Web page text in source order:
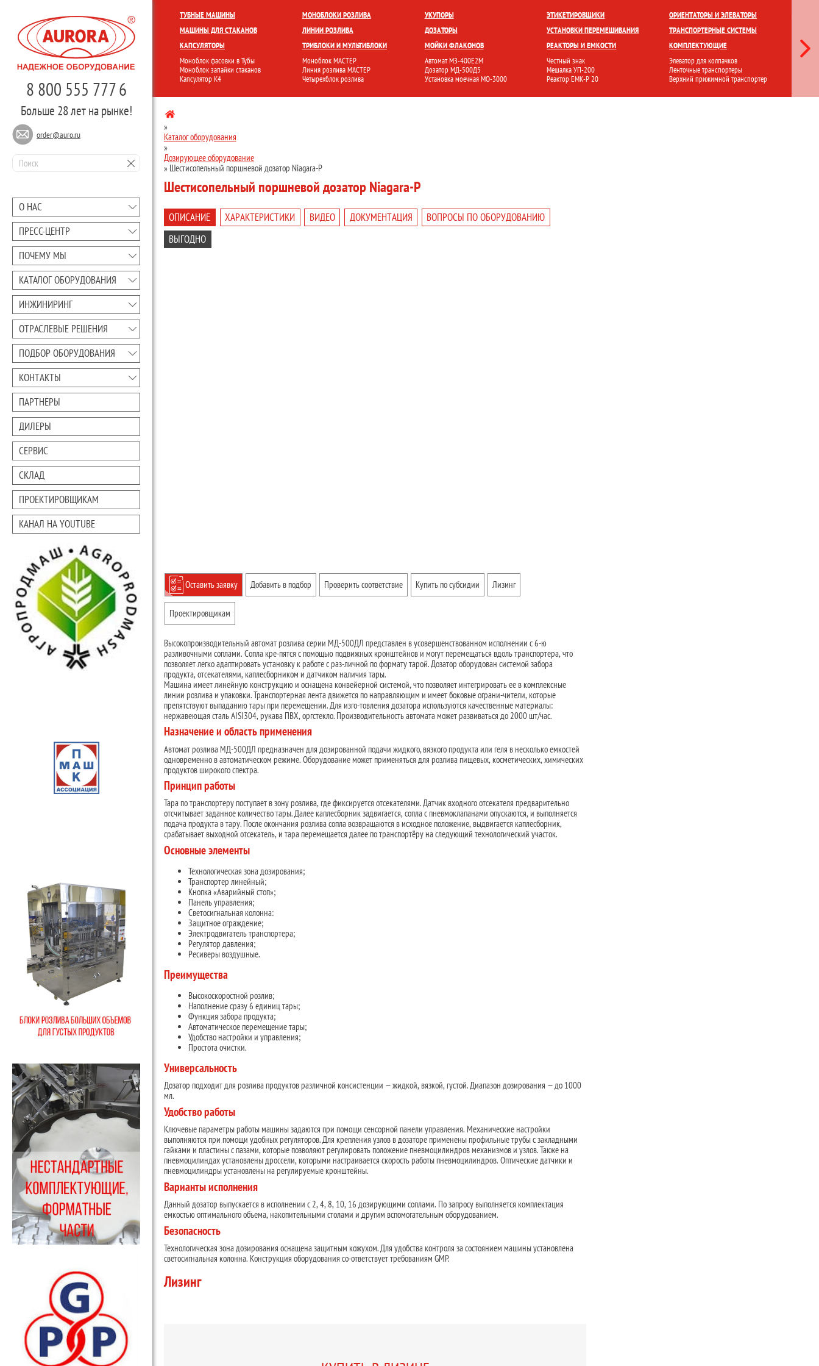
8 800 555 777 6
Больше 28 лет на рынке!
order@auro.ru
О НАС
ПРЕCC-ЦЕНТР
ПОЧЕМУ МЫ
КАТАЛОГ ОБОРУДОВАНИЯ
ИНЖИНИРИНГ
ОТРАСЛЕВЫЕ РЕШЕНИЯ
ПОДБОР ОБОРУДОВАНИЯ
КОНТАКТЫ
ПАРТНЕРЫ
ДИЛЕРЫ
СЕРВИС
СКЛАД
ПРОЕКТИРОВЩИКАМ
КАНАЛ НА YOUTUBE
ТУБНЫЕ МАШИНЫ
МАШИНЫ ДЛЯ СТАКАНОВ
КАПСУЛЯТОРЫ
Моноблок фасовки в Тубы
Моноблок запайки стаканов
Капсулятор К4
МОНОБЛОКИ РОЗЛИВА
ЛИНИИ РОЗЛИВА
ТРИБЛОКИ И МУЛЬТИБЛОКИ
Моноблок МАСТЕР
Линия розлива МАСТЕР
Четырехблок розлива
УКУПОРЫ
ДОЗАТОРЫ
МОЙКИ ФЛАКОНОВ
Автомат МЗ-400Е2М
Дозатор МД-500Д5
Установка моечная МО-3000
ЭТИКЕТИРОВЩИКИ
УСТАНОВКИ ПЕРЕМЕШИВАНИЯ
РЕАКТОРЫ И ЕМКОСТИ
Честный знак
Мешалка УП-200
Реактор ЕМК-Р 20
ОРИЕНТАТОРЫ И ЭЛЕВАТОРЫ
ТРАНСПОРТЕРНЫЕ СИСТЕМЫ
КОМПЛЕКТУЮЩИЕ
Элеватор для колпачков
Ленточные транспортеры
Верхний прижимной транспортер
КОМПЛЕКСНЫЕ ЛИНИИ УКУПОРКА РОЗЛИВ И ФАСОВКА МОЙКА ТАРЫ НАКЛЕЙКА ЭТИКЕТКИ ПРИГОТОВЛЕНИЕ И ХРАНЕНИЕ ПЕРЕМЕШИВАНИЕ
»
Каталог оборудования
»
Дозирующее оборудование
» Шестисопельный поршневой дозатор Niagara-P
Шестисопельный поршневой дозатор Niagara-P
ОПИСАНИЕ ХАРАКТЕРИСТИКИ ВИДЕО ДОКУМЕНТАЦИЯ
ВОПРОСЫ ПО ОБОРУДОВАНИЮ
ВЫГОДНО
Оставить заявку Добавить в подбор Проверить соответствие Купить по субсидии Лизинг
Проектировщикам
Высокопроизводительный автомат розлива серии МД-500ДЛ представлен в усовершенствованном исполнении с 6-ю
разливочными соплами. Сопла кре-пятся с помощью подвижных кронштейнов и могут перемещаться вдоль транспортера, что
позволяет легко адаптировать установку к работе с раз-личной по формату тарой. Дозатор оборудован системой забора
продукта, отсекателями, каплесборником и датчиком наличия тары.
Машина имеет линейную конструкцию и оснащена конвейерной системой, что позволяет интегрировать ее в комплексные
линии розлива и упаковки. Транспортерная лента движется по направляющим и имеет боковые ограни-чители, которые
препятствуют выпаданию тары при перемещении. Для изго-товления дозатора используются качественные материалы:
нержавеющая сталь AISI304, рукава ПВХ, оргстекло. Производительность автомата может развиваться до 2000 шт/час.
Назначение и область применения
Автомат розлива МД-500ДЛ предназначен для дозированной подачи жидкого, вязкого продукта или геля в несколько емкостей
одновременно в автоматическом режиме. Оборудование может применяться для розлива пищевых, косметических, химических
продуктов широкого спектра.
Принцип работы
Тара по транспортеру поступает в зону розлива, где фиксируется отсекателями. Датчик входного отсекателя предварительно
отсчитывает заданное количество тары. Далее каплесборник задвигается, сопла с пневмоклапанами опускаются, и выполняется
подача продукта в тару. После окончания розлива сопла возвращаются в исходное положение, выдвигается каплесборник,
срабатывает выходной отсекатель, и тара перемещается далее по транспортёру на следующий технологический участок.
Основные элементы
Технологическая зона дозирования;
Транспортер линейный;
Кнопка «Аварийный стоп»;
Панель управления;
Светосигнальная колонна:
Защитное ограждение;
Электродвигатель транспортера;
Регулятор давления;
Ресиверы воздушные.
Преимущества
Высокоскоростной розлив;
Наполнение сразу 6 единиц тары;
Функция забора продукта;
Автоматическое перемещение тары;
Удобство настройки и управления;
Простота очистки.
Универсальность
Дозатор подходит для розлива продуктов различной консистенции — жидкой, вязкой, густой. Диапазон дозирования — до 1000
мл.
Удобство работы
Ключевые параметры работы машины задаются при помощи сенсорной панели управления. Механические настройки
выполняются при помощи удобных регуляторов. Для крепления узлов в дозаторе применены профильные трубы с закладными
гайками и пластины с пазами, которые позволяют регулировать положение пневмоцилиндров механизмов и узлов. Также на
пневмоцилиндах установлены дроссели, которыми настраивается скорость работы пневмоцилиндров. Оптические датчики и
пневмоцилиндры установлены на регулируемые кронштейны.
Варианты исполнения
Данный дозатор выпускается в исполнении с 2, 4, 8, 10, 16 дозирующими соплами. По запросу выполняется комплектация
емкостью оптимального объема, накопительными столами и другим вспомогательным оборудованием.
Безопасность
Технологическая зона дозирования оснащена защитным кожухом. Для удобства контроля за состоянием машины установлена
светосигнальная колонна. Конструкция оборудования со-ответствует требованиям GMP.
Лизинг